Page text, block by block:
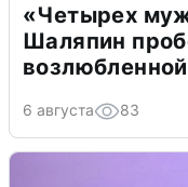
«Четырех
Шаляпин
возлюбленной
6 августа 83